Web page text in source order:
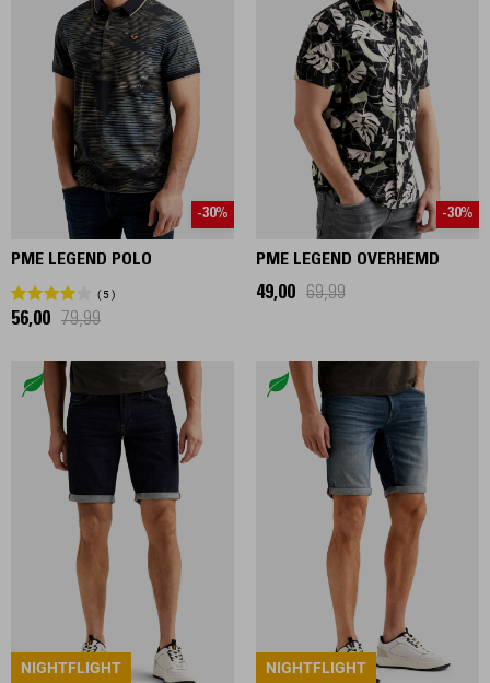
-30%
PME LEGEND POLO
5
56,00 79,99
-30%
PME LEGEND OVERHEMD
49,00 69,99
NIGHTFLIGHT NIGHTFLIGHT